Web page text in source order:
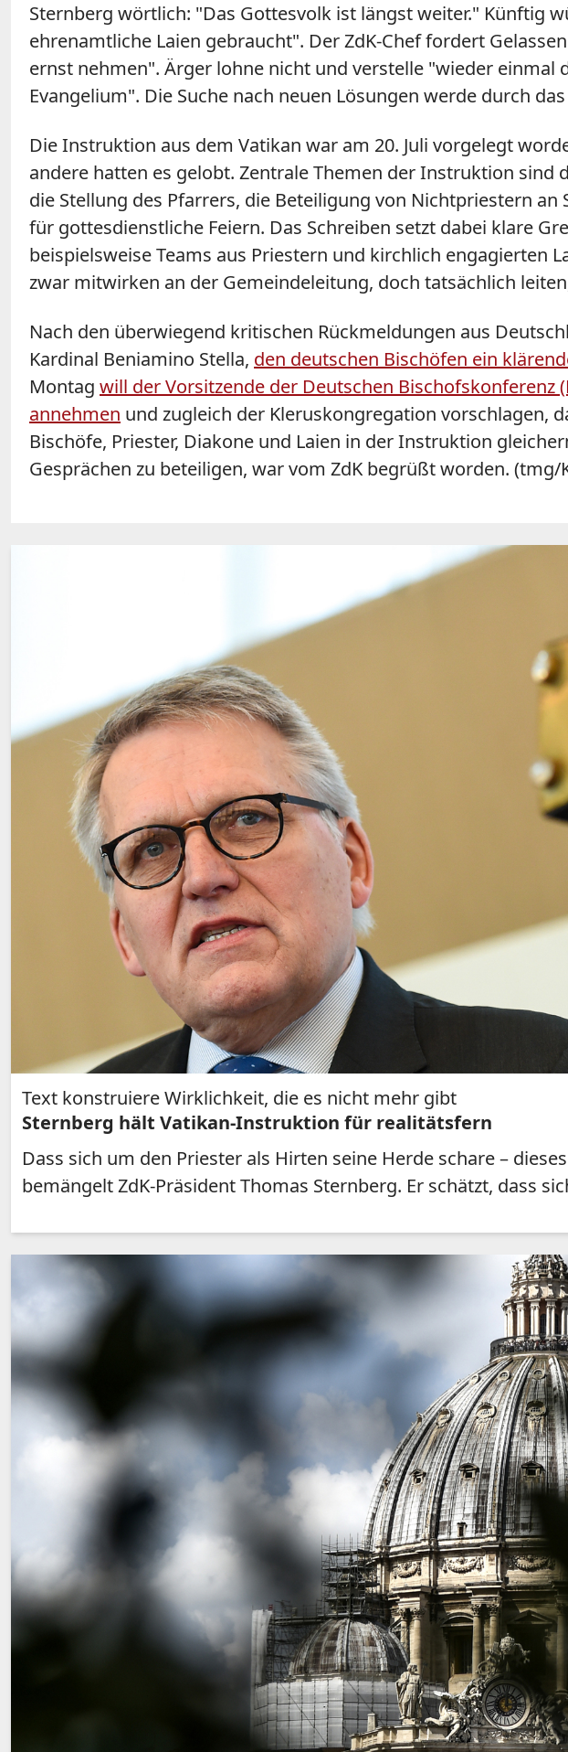
Sternberg wörtlich: "Das Gottesvolk ist längst weiter." Künftig
ehrenamtliche Laien gebraucht". Der ZdK-Chef fordert
ernst nehmen". Ärger lohne nicht und verstelle "wieder
Evangelium". Die Suche nach neuen Lösungen werde durch
Die Instruktion aus dem Vatikan war am 20. Juli vorgelegt
andere hatten es gelobt. Zentrale Themen der Instruktion
die Stellung des Pfarrers, die Beteiligung von Nichtpriestern
für gottesdienstliche Feiern. Das Schreiben setzt dabei klare
beispielsweise Teams aus Priestern und kirchlich engagierten
zwar mitwirken an der Gemeindeleitung, doch tatsächlich
Nach den überwiegend kritischen Rückmeldungen aus
Kardinal Beniamino Stella, den deutschen Bischöfen ein
Montag will der Vorsitzende der Deutschen Bischofskonferenz
annehmen und zugleich der Kleruskongregation vorschlagen,
Bischöfe, Priester, Diakone und Laien in der Instruktion
Gesprächen zu beteiligen, war vom ZdK begrüßt worden. (tmg/
Text konstruiere Wirklichkeit, die es nicht mehr gibt
Sternberg hält Vatikan-Instruktion für realitätsfern
Dass sich um den Priester als Hirten seine Herde schare –
bemängelt ZdK-Präsident Thomas Sternberg. Er schätzt, dass